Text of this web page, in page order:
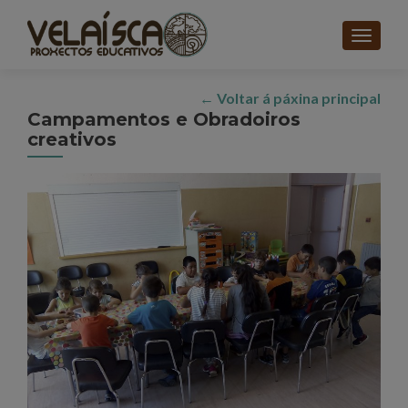
← Voltar á páxina principal
Campamentos e Obradoiros
creativos